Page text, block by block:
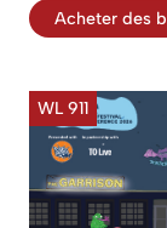
Acheter des
WL 911